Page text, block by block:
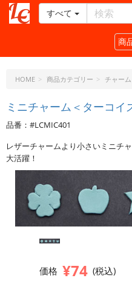
ー
ラ
ト・
ド
ッ
ト・
ジ
ェ
すべて
商
HOME 商品カテゴリー チャーム
ミニチャーム＜ターコイ
品番：#LCMIC401
レザーチャームより小さいミニチ
大活躍！
価格 ¥74 (税込)